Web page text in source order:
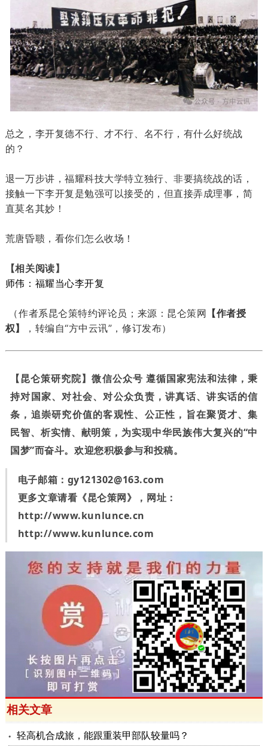
总之，李开复德不行、才不行、名不行，有什么好统战
的？
退一万步讲，福耀科技大学特立独行、非要搞统战的话，
接触一下李开复是勉强可以接受的，但直接弄成理事，简
直莫名其妙！
荒唐昏聩，看你们怎么收场！
【相关阅读】
师伟：福耀当心李开复
（作者系昆仑策特约评论员；来源：昆仑策网 【作者授
权】
，转编自“方中云讯”，修订发布）
【昆仑策研究院】微信公众号 遵循国家宪法和法律，秉
持对国家、对社会、对公众负责，讲真话、讲实话的信
条，追崇研究价值的客观性、公正性，旨在聚贤才、集
民智、析实情、献明策，为实现中华民族伟大复兴的“中
国梦”而奋斗。欢迎您积极参与和投稿。
电子邮箱： gy121302@163.com
更多文章请看《昆仑策网》，网址：
http://www.kunlunce.cn
http://www.kunlunce.com
相关文章
轻高机合成旅，能跟重装甲部队较量吗？